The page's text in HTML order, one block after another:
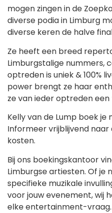
mogen zingen in de
diverse podia in Limburg
diverse keren de halve
Ze heeft een breed
Limburgstalige nummers,
optreden is uniek & 100%
power brengt ze haar
ze van ieder optreden een
Kelly van de Lump boek je
Informeer vrijblijvend
kosten.
Bij ons boekingskantoor
Limburgse artiesten. Of je
specifieke muzikale
voor jouw evenement, wij
elke entertainment-vraag.